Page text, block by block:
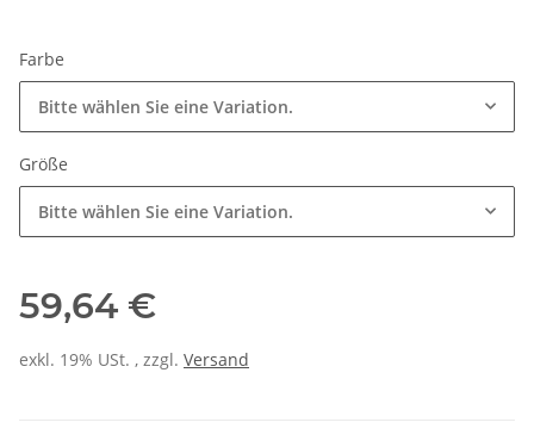
Farbe
Bitte wählen Sie eine Variation.
Größe
Bitte wählen Sie eine Variation.
59,64 €
exkl. 19% USt. , zzgl. Versand